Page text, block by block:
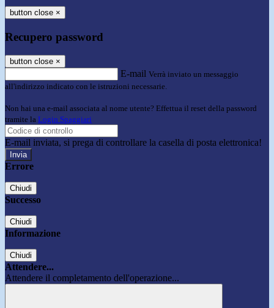
button close ×
Recupero password
button close ×
E-mail Verrà inviato un messaggio
all'indirizzo indicato con le istruzioni necessarie.
Non hai una e-mail associata al nome utente? Effettua il reset della password
tramite la Login Spaggiari
E-mail inviata, si prega di controllare la casella di posta elettronica!
Errore
Chiudi
Successo
Chiudi
Informazione
Chiudi
Attendere...
Attendere il completamento dell'operazione...